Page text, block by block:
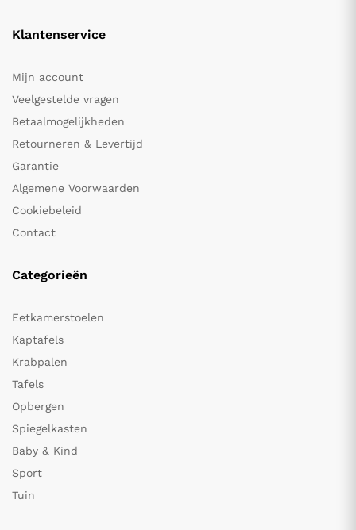
Klantenservice
Mijn account
Veelgestelde vragen
Betaalmogelijkheden
Retourneren & Levertijd
Garantie
Algemene Voorwaarden
Cookiebeleid
Contact
Categorieën
Eetkamerstoelen
Kaptafels
Krabpalen
Tafels
Opbergen
Spiegelkasten
Baby & Kind
Sport
Tuin